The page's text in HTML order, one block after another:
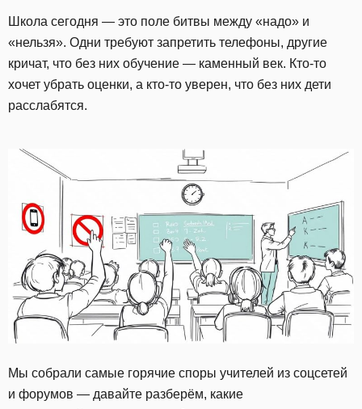
Школа сегодня — это поле битвы между «надо» и
«нельзя». Одни требуют запретить телефоны, другие
кричат, что без них обучение — каменный век. Кто-то
хочет убрать оценки, а кто-то уверен, что без них дети
расслабятся.
Мы собрали самые горячие споры учителей из соцсетей
и форумов — давайте разберём, какие